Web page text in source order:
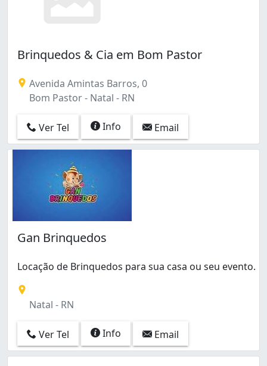
Brinquedos & Cia em Bom Pastor
Avenida Amintas Barros, 0
Bom Pastor - Natal - RN
Ver Tel Info Email
Gan Brinquedos
Locação de Brinquedos para sua casa ou seu evento.
Natal - RN
Ver Tel Info Email